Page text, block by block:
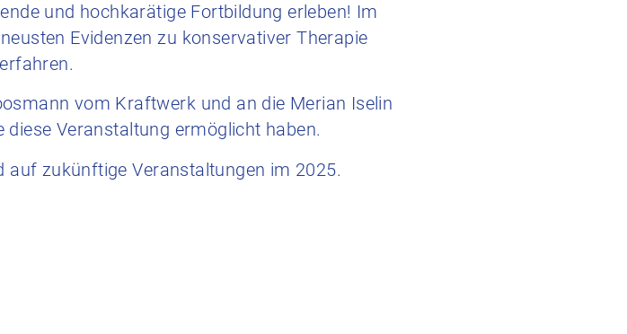
und hochkarätige Fortbildung erleben! Im
Evidenzen zu konservativer Therapie
vom Kraftwerk und an die Merian Iselin
Veranstaltung ermöglicht haben.
auf zukünftige Veranstaltungen im 2025.